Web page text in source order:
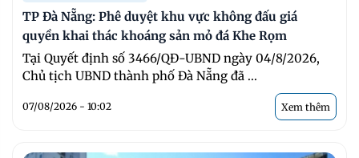
TP Đà Nẵng: Phê duyệt khu vực không đấu giá
quyền khai thác khoáng sản mỏ đá Khe Rọm
Tại Quyết định số 3466/QĐ-UBND ngày 04/8/2026,
Chủ tịch UBND thành phố Đà Nẵng đã ...
07/08/2026 - 10:02 Xem thêm